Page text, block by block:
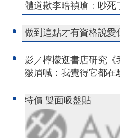
體道歉李晧禎嗆：吵死
做到這點才有資格說愛
影／檸檬逛書店研究
皺眉喊：我覺得它都在
特價 雙面吸盤貼